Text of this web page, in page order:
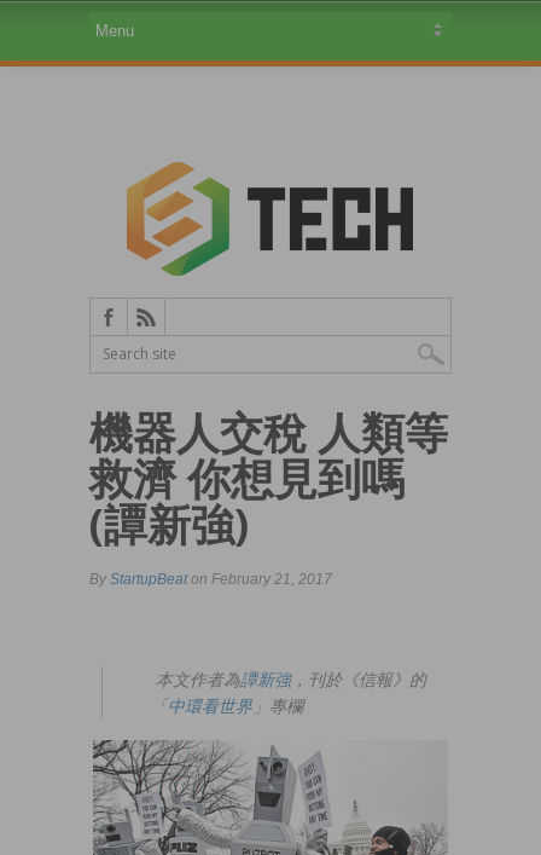
機器人交稅 人類等
救濟 你想見到嗎
(譚新強)
By StartupBeaton February 21, 2017
本文作者為譚新強，刊於《信報》的
「中環看世界 」專欄